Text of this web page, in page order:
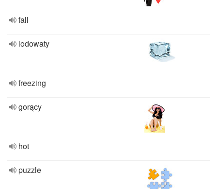
fall
lodowaty
freezing
gorący
hot
puzzle